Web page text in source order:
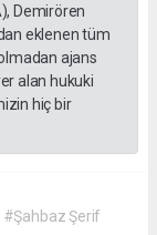
Demirören
eklenen tüm
ajans
alan hukuki
hiç bir
#Şahbaz Şerif